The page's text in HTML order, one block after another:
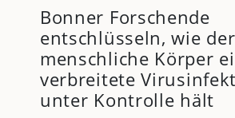
Bonner Forschende
entschlüsseln, wie der
menschliche Körper
verbreitete
unter Kontrolle hält